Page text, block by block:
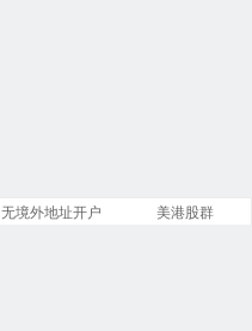
无境外地址开户 美港股群